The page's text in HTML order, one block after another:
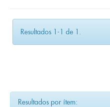
Resultados 1-1 de 1.
Resultados por ítem: